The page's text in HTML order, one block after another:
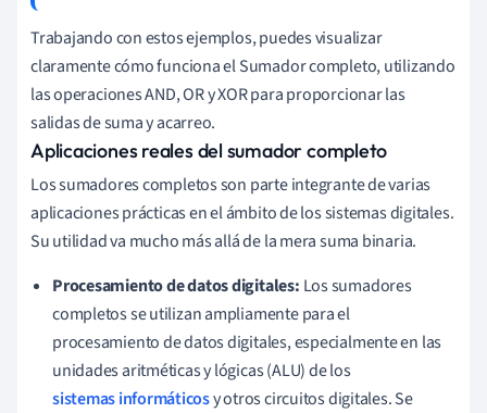
Trabajando con estos ejemplos, puedes visualizar
claramente cómo funciona el Sumador completo, utilizando
las operaciones AND, OR y XOR para proporcionar las
salidas de suma y acarreo.
Aplicaciones reales del sumador completo
Los sumadores completos son parte integrante de varias
aplicaciones prácticas en el ámbito de los sistemas digitales.
Su utilidad va mucho más allá de la mera suma binaria.
Procesamiento de datos digitales: Los sumadores
completos se utilizan ampliamente para el
procesamiento de datos digitales, especialmente en las
unidades aritméticas y lógicas (ALU) de los
sistemas informáticosy otros circuitos digitales. Se